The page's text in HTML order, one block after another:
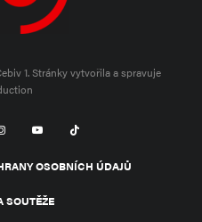
1.Stránky vytvořila a spravuje
OSOBNÍCH ÚDAJŮ
SOUTĚŽE